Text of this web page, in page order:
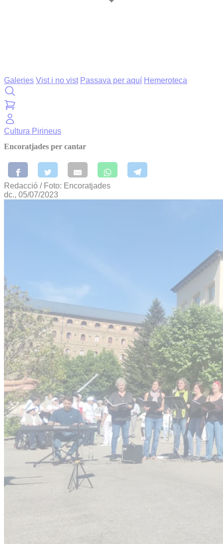
Galeries Vist i no vist Passava per aquí Hemeroteca
Cultura Pirineus
Encoratjades per cantar
Redacció / Foto: Encoratjades
dc., 05/07/2023